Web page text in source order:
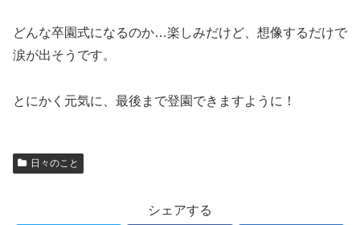
どんな卒園式になるのか…楽しみだけど、想像するだけで
涙が出そうです。
とにかく元気に、最後まで登園できますように！
日々のこと
シェアする